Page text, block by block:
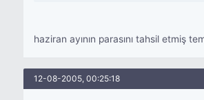
haziran ayının parasını tahsil etmiş
12-08-2005, 00:25:18